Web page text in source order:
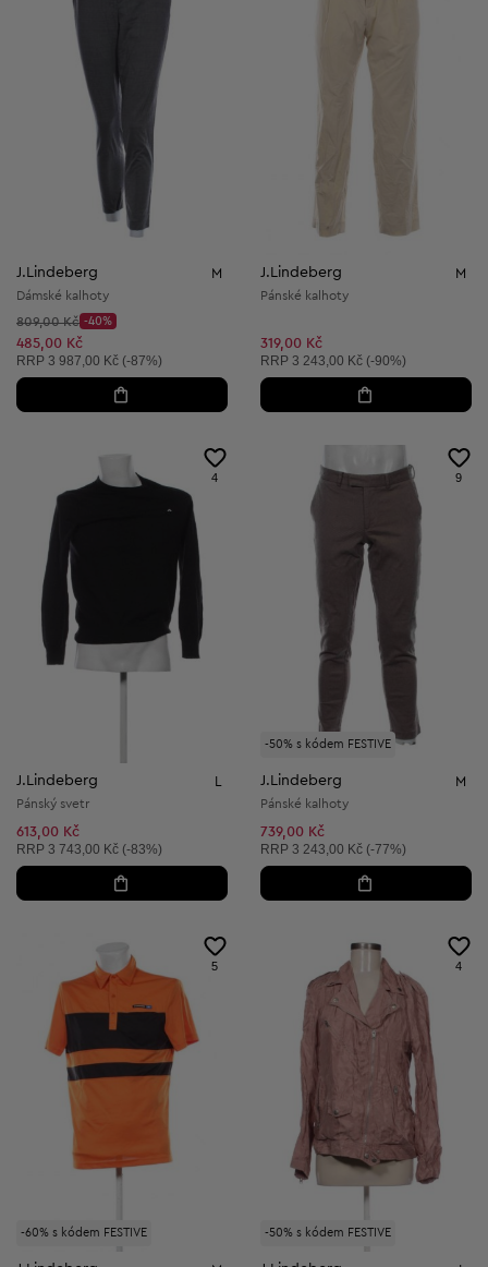
J.Lindeberg M
Dámské kalhoty
Původní cena:
809,00 Kč
Discount Price:
-40%
Snížená cena:
485,00 Kč
Doporučená cena:
RRP 3 987,00 Kč (-87%)
J.Lindeberg M
Pánské kalhoty
319,00 Kč
Doporučená cena:
RRP 3 243,00 Kč (-90%)
4
J.Lindeberg L
Pánský svetr
613,00 Kč
Doporučená cena:
RRP 3 743,00 Kč (-83%)
-50% s kódem FESTIVE
9
J.Lindeberg M
Pánské kalhoty
739,00 Kč
Doporučená cena:
RRP 3 243,00 Kč (-77%)
-60% s kódem FESTIVE
5
-50% s kódem FESTIVE
4